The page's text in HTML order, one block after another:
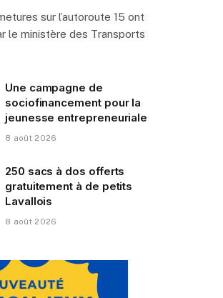
sur l’autoroute 15 ont
le ministère des Transports
Une campagne de
sociofinancement pour la
jeunesse entrepreneuriale
8 août 2026
250 sacs à dos offerts
gratuitement à de petits
Lavallois
8 août 2026